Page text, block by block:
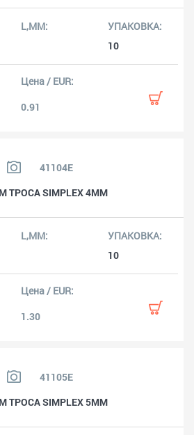
10
0.91
41104E
SIMPLEX 4MM
10
1.30
41105E
SIMPLEX 5MM